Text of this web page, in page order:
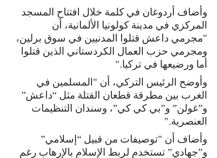
وأضاف أردوغان في كلمة خلال افتتاح المسجد
المركزي في مدينة كولونيا الألمانية، أن
"مجرمي داعش قتلوا المدنيين في سوق برلين،
ومجرمي حزب العمال الكردستاني الذين قتلوا
أما ورضيعها في تركيا."
وأوضح الرئيس التركي، أن "المسلمين في
الغرب بين مطرقة قطعان القتلة مثل “داعش”
و”غولن” و”بي كي كي”، وسندان التنظيمات
العنصرية."
وأضاف أن "توصيفات من قبيل “إسلامي”
و”جهادي” تستخدم لربط الإسلام بالإرهاب رغم